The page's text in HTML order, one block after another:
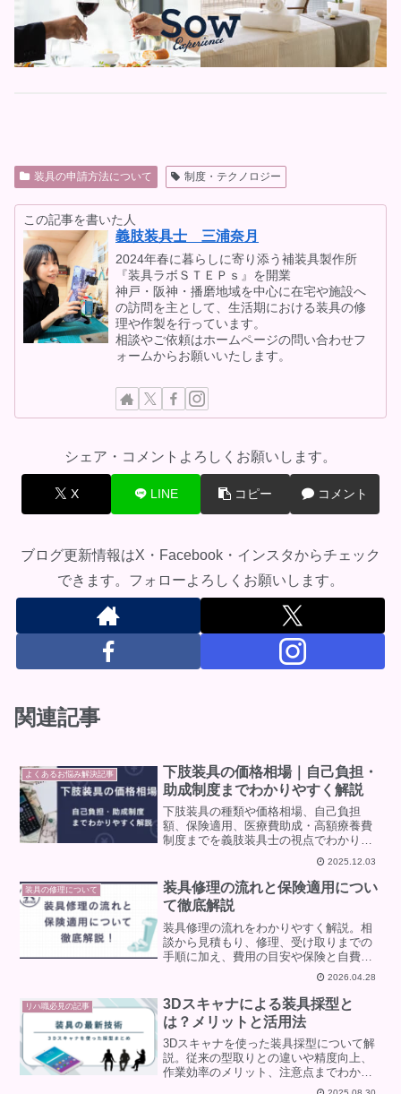
装具の申請方法について 制度・テクノロジー
この記事を書いた人
義肢装具士 三浦奈月
2024年春に暮らしに寄り添う補装具製作所
『装具ラボＳＴＥＰｓ』を開業
神戸・阪神・播磨地域を中心に在宅や施設へ
の訪問を主として、生活期における装具の修
理や作製を行っています。
相談やご依頼はホームページの問い合わせフ
ォームからお願いいたします。
シェア・コメントよろしくお願いします。
X LINE コピー コメント
ブログ更新情報はX・Facebook・インスタからチェック
できます。フォローよろしくお願いします。
関連記事
よくあるお悩み解決記事
下肢装具の価格相場｜自己負担・
助成制度までわかりやすく解説
下肢装具の種類や価格相場、自己負担
額、保険適用、医療費助成・高額療養費
制度までを義肢装具士の視点でわかりや
すく解説。初めて装具を作る方にも安心
2025.12.03
装具の修理について
装具修理の流れと保険適用につい
て徹底解説
装具修理の流れをわかりやすく解説。相
談から見積もり、修理、受け取りまでの
手順に加え、費用の目安や保険と自費の
違い、よくあるQ&Aもまとめています。
2026.04.28
リハ職必見の記事
3Dスキャナによる装具採型と
は？メリットと活用法
3Dスキャナを使った装具採型について解
説。従来の型取りとの違いや精度向上、
作業効率のメリット、注意点までわかり